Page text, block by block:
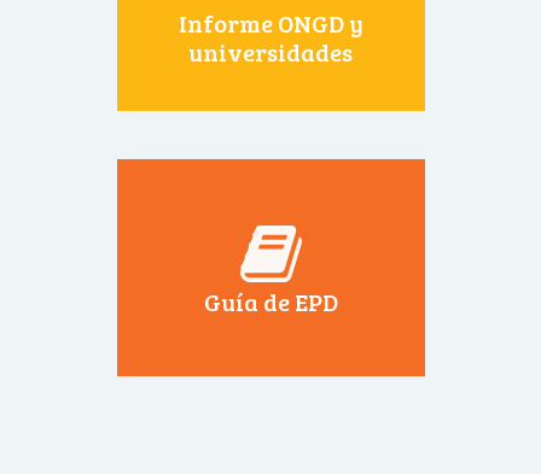
Informe ONGD y
universidades
Guía de EPD